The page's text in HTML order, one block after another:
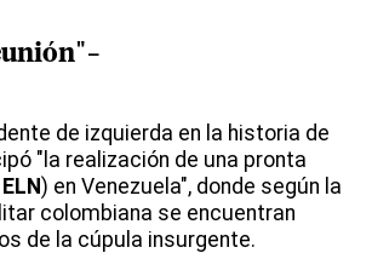
de izquierda en la historia de
"la realización de una pronta
ELN) en Venezuela", donde según la
colombiana se encuentran
de la cúpula insurgente.